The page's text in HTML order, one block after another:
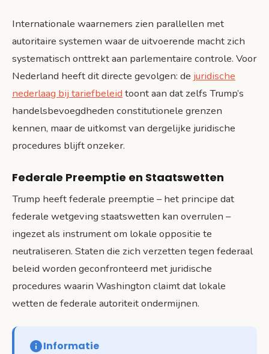
Internationale waarnemers zien parallellen met
autoritaire systemen waar de uitvoerende macht zich
systematisch onttrekt aan parlementaire controle. Voor
Nederland heeft dit directe gevolgen: de juridische
nederlaag bij tariefbeleid toont aan dat zelfs Trump’s
handelsbevoegdheden constitutionele grenzen
kennen, maar de uitkomst van dergelijke juridische
procedures blijft onzeker.
Federale Preemptie en Staatswetten
Trump heeft federale preemptie – het principe dat
federale wetgeving staatswetten kan overrulen –
ingezet als instrument om lokale oppositie te
neutraliseren. Staten die zich verzetten tegen federaal
beleid worden geconfronteerd met juridische
procedures waarin Washington claimt dat lokale
wetten de federale autoriteit ondermijnen.
Informatie